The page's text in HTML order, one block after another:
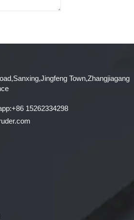
Town,Zhangjiagang
15262334298